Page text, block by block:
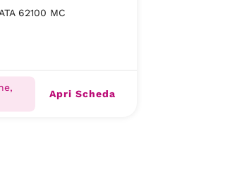
62100 MC
Apri Scheda